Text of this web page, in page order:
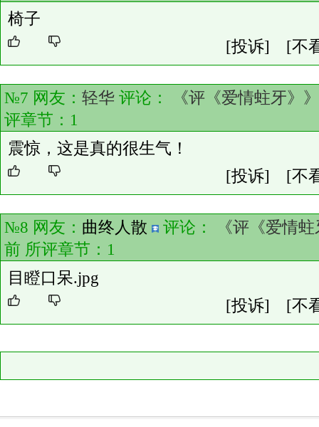
椅子
[投诉]
[不
№7 网友： 轻华 评论：
《评《爱情蛀牙》》
评章节： 1
震惊，这是真的很生气！
[投诉]
[不
№8 网友： 曲终人散 评论：
《评《爱情
前 所评章节： 1
目瞪口呆.jpg
[投诉]
[不